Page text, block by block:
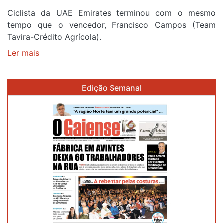
Ciclista da UAE Emirates terminou com o mesmo
tempo que o vencedor, Francisco Campos (Team
Tavira-Crédito Agrícola).
Ler mais
Camisola
Amarela
após
quarto
cruzar
Edição Semanal